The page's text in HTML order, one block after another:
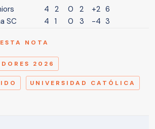
4 2 0 2 +2 6
SC 4 1 0 3 -4 3
NOTA
2026
UNIVERSIDAD CATÓLICA